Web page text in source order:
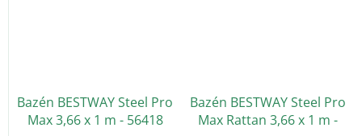
Bazén BESTWAY Steel Pro
Max 3,66 x 1 m - 56418
Bazén BESTWAY Steel Pro
Max Rattan 3,66 x 1 m -